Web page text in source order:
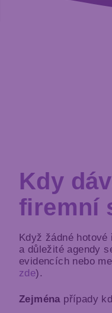
Kdy
firemní
Když žádné
a důležité agendy
evidencích nebo
zde).
Zejménapřípady